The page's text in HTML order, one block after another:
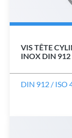
VIS TÊTE
INOX DIN 912
DIN 912 / ISO